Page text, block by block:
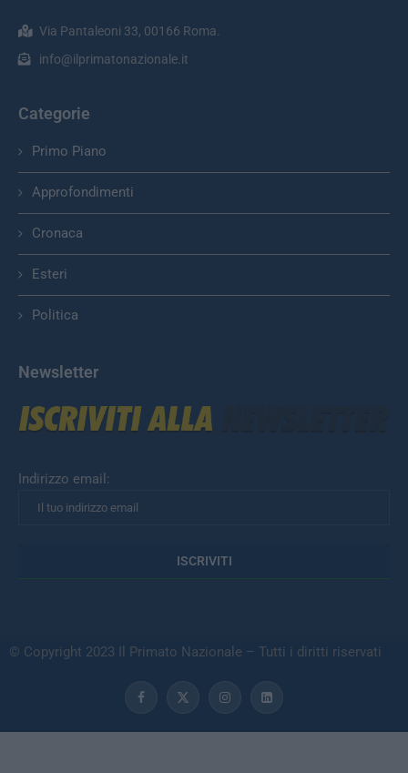
Via Pantaleoni 33, 00166 Roma.
info@ilprimatonazionale.it
Categorie
Primo Piano
Approfondimenti
Cronaca
Esteri
Politica
Newsletter
Indirizzo email:
© Copyright 2023 Il Primato Nazionale – Tutti i diritti riservati